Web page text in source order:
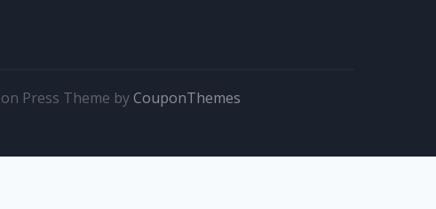
Press Theme byCouponThemes